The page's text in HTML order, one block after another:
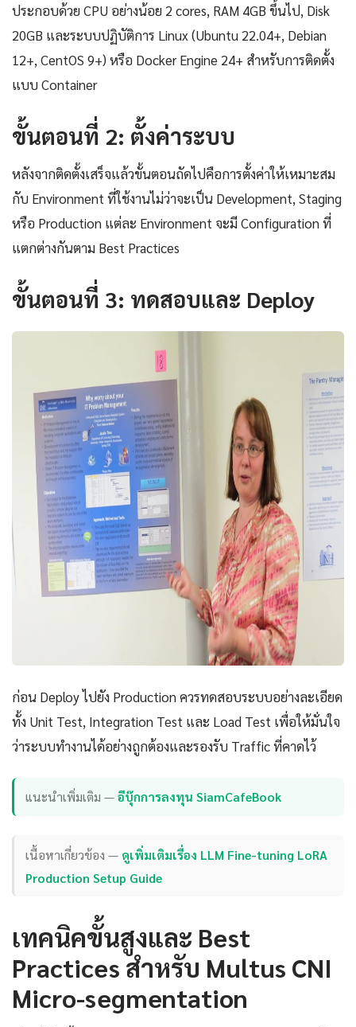
ประกอบด้วย CPU อย่างน้อย 2 cores, RAM 4GB ขึ้นไป, Disk
20GB และระบบปฏิบัติการ Linux (Ubuntu 22.04+, Debian
12+, CentOS 9+) หรือ Docker Engine 24+ สำหรับการติดตั้ง
แบบ Container
ขั้นตอนที่ 2: ตั้งค่าระบบ
หลังจากติดตั้งเสร็จแล้วขั้นตอนถัดไปคือการตั้งค่าให้เหมาะสม
กับ Environment ที่ใช้งานไม่ว่าจะเป็น Development, Staging
หรือ Production แต่ละ Environment จะมี Configuration ที่
แตกต่างกันตาม Best Practices
ขั้นตอนที่ 3: ทดสอบและ Deploy
ก่อน Deploy ไปยัง Production ควรทดสอบระบบอย่างละเอียด
ทั้ง Unit Test, Integration Test และ Load Test เพื่อให้มั่นใจ
ว่าระบบทำงานได้อย่างถูกต้องและรองรับ Traffic ที่คาดไว้
แนะนำเพิ่มเติม —อีบุ๊กการลงทุน SiamCafeBook
เนื้อหาเกี่ยวข้อง — ดูเพิ่มเติมเรื่อง LLM Fine-tuning LoRA
Production Setup Guide
เทคนิคขั้นสูงและ Best
Practices สำหรับ Multus CNI
Micro-segmentation